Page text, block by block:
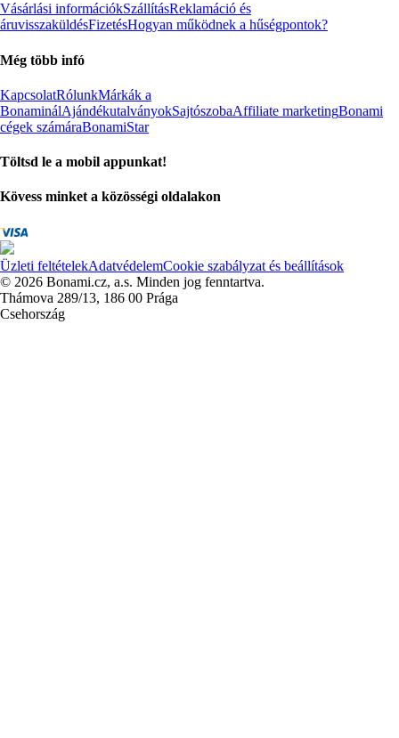
Vásárlási információkSzállításReklamáció és
áruvisszaküldésFizetésHogyan működnek a hűségpontok?
Még több infó
KapcsolatRólunkMárkák a
BonaminálAjándékutalványokSajtószobaAffiliate marketingBonami
cégek számáraBonamiStar
Töltsd le a mobil appunkat!
Kövess minket a közösségi oldalakon
Üzleti feltételekAdatvédelemCookie szabályzat és beállítások
© 2026 Bonami.cz, a.s. Minden jog fenntartva.
Thámova 289/13, 186 00 Prága
Csehország